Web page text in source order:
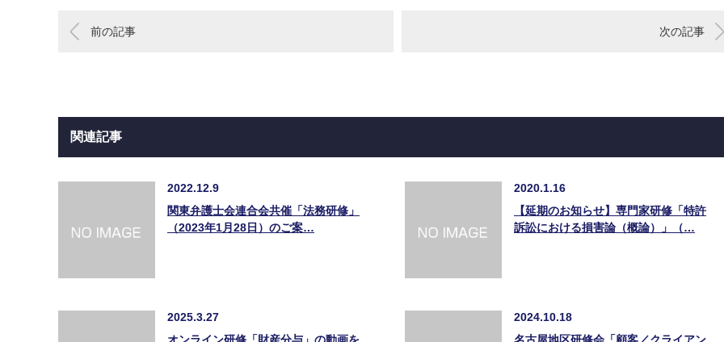
前の記事 次の記事
関連記事
2022.12.9
関東弁護士会連合会共催「法務研修」
（2023年1月28日）のご案…
2020.1.16
【延期のお知らせ】専門家研修「特許
訴訟における損害論（概論）」（…
2025.3.27
2024.10.18